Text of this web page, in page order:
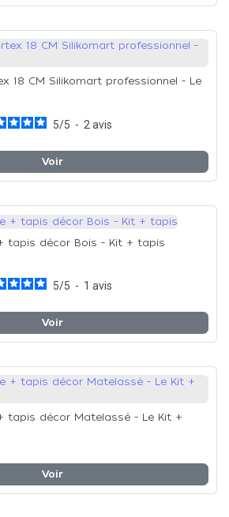
18 CM Silikomart professionnel - Le
5/5 - 2 avis
Voir
tapis décor Bois - Kit + tapis
5/5 - 1 avis
Voir
tapis décor Matelassé - Le Kit +
Voir